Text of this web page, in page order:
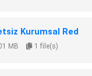
Kurumsal Red
MB 1 file(s)